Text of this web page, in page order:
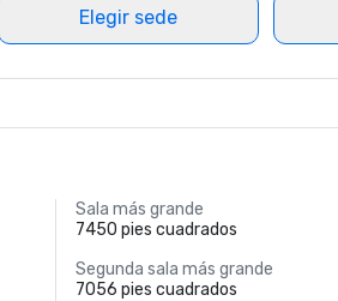
Elegir sede
Sala más grande
7450 pies cuadrados
Segunda sala más grande
7056 pies cuadrados